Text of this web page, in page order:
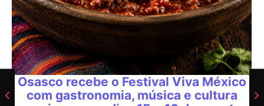
Osasco recebe o Festival Viva México
com gastronomia, música e cultura